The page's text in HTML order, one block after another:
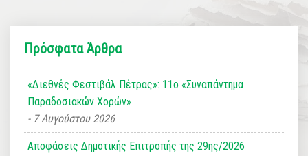
Πρόσφατα Άρθρα
«Διεθνές Φεστιβάλ Πέτρας»: 11ο «Συναπάντημα
Παραδοσιακών Χορών»
7 Αυγούστου 2026
Αποφάσεις Δημοτικής Επιτροπής της 29ης/2026